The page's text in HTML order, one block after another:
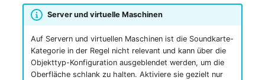
Changelogs 1.8.x
Changelogs 1.7.x
Changelogs 1.6.x
Leerrohr
Leitungsnetz
Lizenzen
Server und virtuelle Maschinen
Auf Servern und virtuellen Maschinen ist die Soundkarte-
Kategorie in der Regel nicht relevant und kann über die
Objekttyp-Konfiguration ausgeblendet werden, um die
Oberfläche schlank zu halten. Aktiviere sie gezielt nur